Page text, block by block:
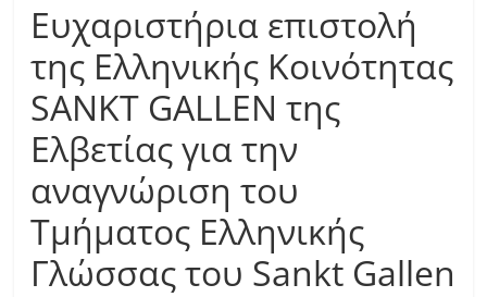
Ευχαριστήρια επιστολή
της Ελληνικής Κοινότητας
SANKT GALLEN της
Ελβετίας για την
αναγνώριση του
Τμήματος Ελληνικής
Γλώσσας του Sankt Gallen